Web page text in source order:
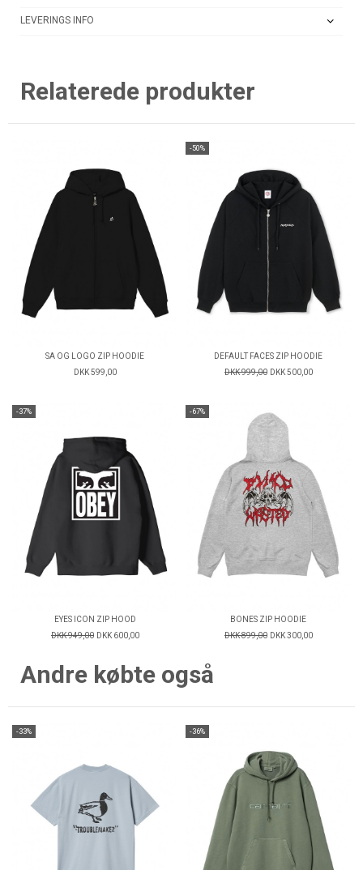
LEVERINGS INFO
Relaterede produkter
SA OG LOGO ZIP HOODIE
DKK 599,00
-50%
DEFAULT FACES ZIP HOODIE
DKK 999,00 DKK 500,00
-37%
EYES ICON ZIP HOOD
DKK 949,00 DKK 600,00
-67%
BONES ZIP HOODIE
DKK 899,00 DKK 300,00
Andre købte også
-33% -36%